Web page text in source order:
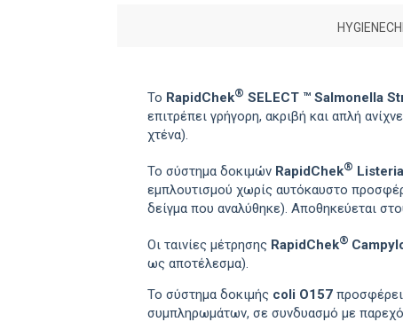
Το RapidChek® SELECT ™ Salmonella
επιτρέπει γρήγορη, ακριβή και απλή
χτένα).
Το σύστημα δοκιμών RapidChek® Listeria
εμπλουτισμού χωρίς αυτόκαυστο
δείγμα που αναλύθηκε). Αποθηκεύεται
Οι ταινίες μέτρησης RapidChek®
ως αποτέλεσμα).
Το σύστημα δοκιμής coli O157προσφέρει
συμπληρωμάτων, σε συνδυασμό με